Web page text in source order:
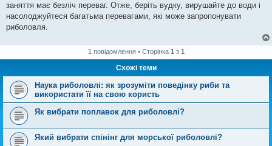
заняття має безліч переваг. Отже, беріть вудку, вирушайте до води і
насолоджуйтеся багатьма перевагами, які може запропонувати
риболовля.
1 повідомлення • Сторінка 1 з 1
Схожі теми
Наука риболовлі: як зрозуміти поведінку риби та
використати її на свою користь
Як вибрати поплавок для риболовлі?
Який вибрати спінінг для морської риболовлі?